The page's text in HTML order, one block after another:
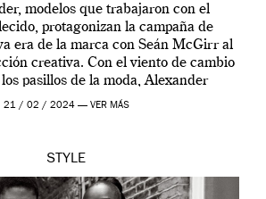
modelos que trabajaron con el
protagonizan la campaña de
era de la marca con Seán McGirr al
creativa. Con el viento de cambio
pasillos de la moda, Alexander
se prepara para una […]
21 / 02 / 2024 — VER MÁS
STYLE